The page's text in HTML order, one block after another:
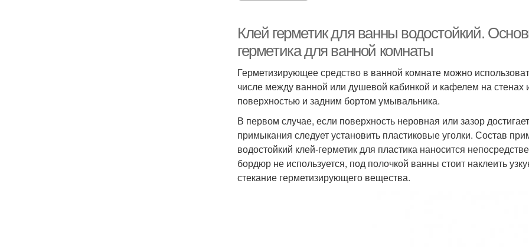
Клей герметик для ванны водостойкий.
герметика для ванной комнаты
Герметизирующее средство в ванной комнате можно
числе между ванной или душевой кабинкой и кафелем на стенах
поверхностью и задним бортом умывальника.
В первом случае, если поверхность неровная или зазор
примыкания следует установить пластиковые уголки. Состав
водостойкий клей-герметик для пластика наносится
бордюр не используется, под полочкой ванны стоит наклеить
стекание герметизирующего вещества.